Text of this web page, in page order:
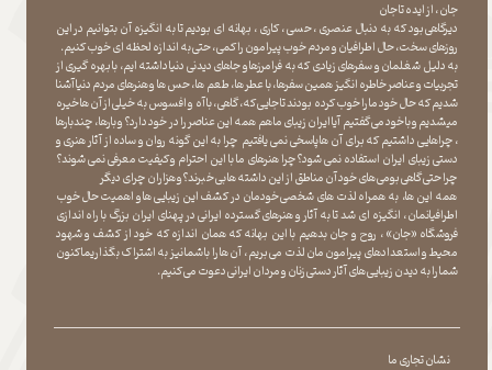
نشان تجاری ما
جان ، از ایده تا جان
دیرگاهی بود که به دنبال عنصری ، حسی ، کاری ، بهانه ای بودیم تا به انگیزه آن بتوانیم در این
روزهای سخت ، حال اطرافیان و مردم خوب پیرامون را کمی ، حتی به اندازه لحظه ای خوب کنیم.
به دلیل شغلمان و سفرهای زیادی که به فرامرزها و جاهای دیدنی دنیا داشته ایم، با بهره گیری از
تجربیات و عناصر خاطره انگیز همین سفرها ، با عطر ها ، طعم ها ، حس ها و هنرهای مردم دنیا آشنا
شدیم که حال خود ما را خوب کرده بودند تا جایی که، گاهی ، با آه و افسوس به خیلی از آن ها خیره
میشدیم و با خود می گفتیم آیا ایران زیبای ما هم همه این عناصر را در خود دارد؟ و بارها ، چندبارها
، چراهایی داشتیم که برای آن ها پاسخی نمی یافتیم چرا به این گونه روان و ساده از آثار هنری و
دستی زیبای ایران استفاده نمی شود؟چرا هنرهای ما با این احترام و کیفیت معرفی نمی شوند؟
چرا حتی گاهی بومی های خود آن مناطق از این داشته ها بی خبرند؟و هزاران چرای دیگر
​​​​​​​ همه این ها، به همراه لذت های شخصی خودمان در کشف این زیبایی ها و اهمیت حال خوب
اطرافیانمان ، انگیزه ای شد تا به آثار و هنرهای گسترده ایرانی در پهنای ایران بزرگ با راه اندازی
فروشگاه «جان» ، روح و جان بدهیم با این بهانه که همان اندازه که خود از کشف و شهود
محیط و استعدادهای پیرامون مان لذت می بریم ، آن ها را با شما نیز به اشتراک بگذاریماکنون
شما را به دیدن زیبایی های آثار دستی زنان و مردان ایرانی دعوت می کنیم.